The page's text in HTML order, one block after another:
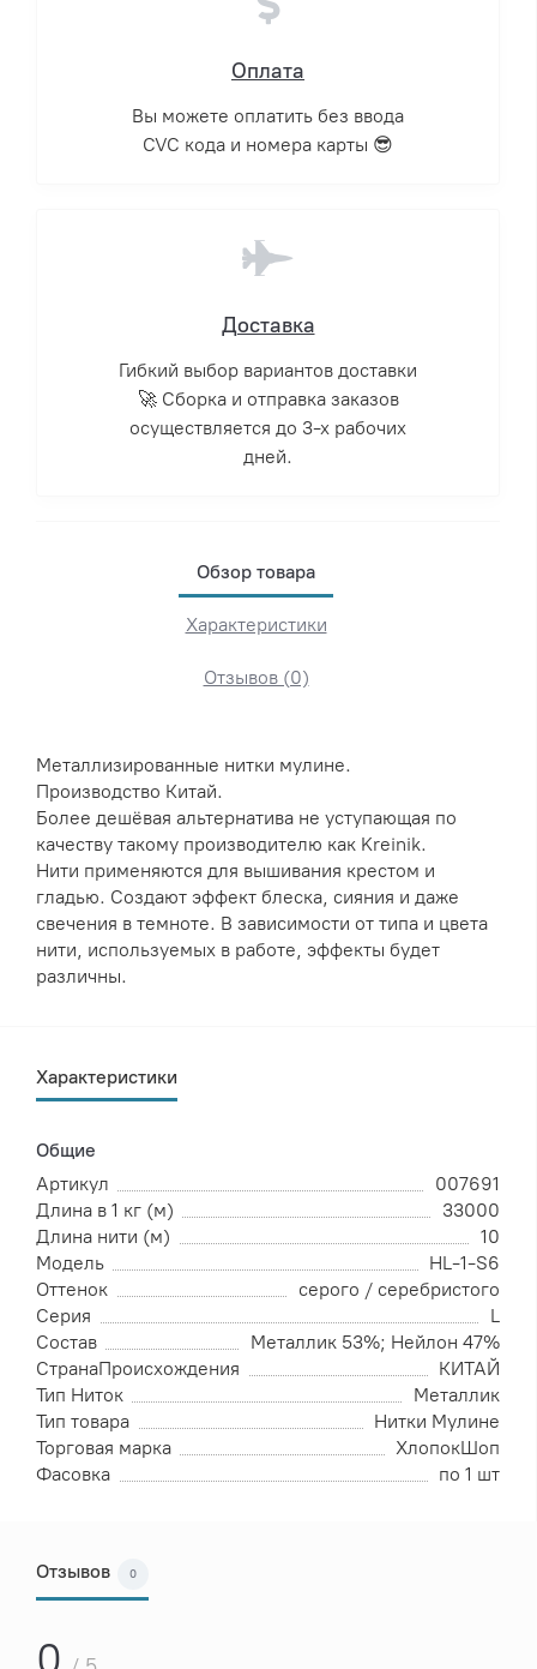
Оплата
Вы можете оплатить без ввода
CVC кода и номера карты 😎
Доставка
Гибкий выбор вариантов доставки
🚀 Сборка и отправка заказов
осуществляется до 3-х рабочих
дней.
Обзор товара
Характеристики
Отзывов (0)
Металлизированные нитки мулине.
Производство Китай.
Более дешёвая альтернатива не уступающая по
качеству такому производителю как Kreinik.
Нити применяются для вышивания крестом и
гладью. Создают эффект блеска, сияния и даже
свечения в темноте. В зависимости от типа и цвета
нити, используемых в работе, эффекты будет
различны.
Характеристики
Общие
Артикул
007691
Длина в 1 кг (м)
33000
Длина нити (м)
10
Модель
HL-1-S6
Оттенок
серого / серебристого
Серия
L
Состав
Металлик 53%; Нейлон 47%
СтранаПроисхождения
КИТАЙ
Тип Ниток
Металлик
Тип товара
Нитки Мулине
Торговая марка
ХлопокШоп
Фасовка
по 1 шт
Отзывов 0